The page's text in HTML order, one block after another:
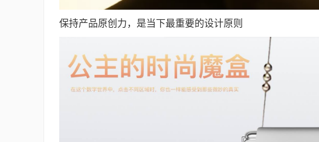
保持产品原创力，是当下最重要的设计原则